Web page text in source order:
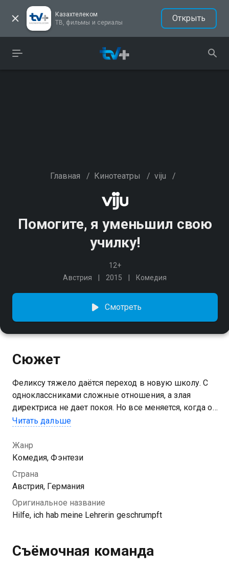
Казахтелеком
ТВ, фильмы и сериалы
Открыть
Главная / Кинотеатры / viju /
Помогите, я уменьшил свою
училку!
12+
Австрия
2015 Комедия
Смотреть
Сюжет
Феликсу тяжело даётся переход в новую школу. С
одноклассниками сложные отношения, а злая
директриса не дает покоя. Но все меняется, когда он
случайно уменьшает ненавистную фрау Шмитт-
Однако выясняется, что это не единственная
проблема — гимназия на грани закрытия. И теперь
Феликсу, и фрау Шмитт-Гёссенвайн приходится
объединить усилия, чтобы спасти школу.
Читать дальше
Жанр
Комедия, Фэнтези
Страна
Австрия, Германия
Оригинальное название
Hilfe, ich hab meine Lehrerin geschrumpft
Съёмочная команда